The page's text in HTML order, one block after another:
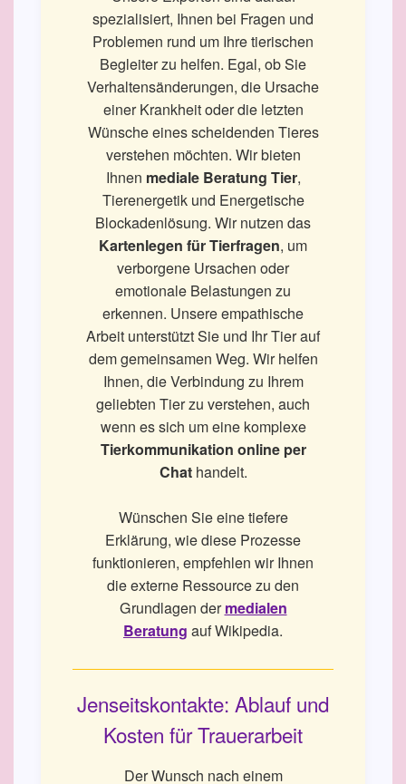
spezialisiert, Ihnen bei Fragen und
Problemen rund um Ihre tierischen
Begleiter zu helfen. Egal, ob Sie
Verhaltensänderungen, die Ursache
einer Krankheit oder die letzten
Wünsche eines scheidenden Tieres
verstehen möchten. Wir bieten
Ihnen mediale Beratung Tier,
Tierenergetik und Energetische
Blockadenlösung. Wir nutzen das
Kartenlegen für Tierfragen, um
verborgene Ursachen oder
emotionale Belastungen zu
erkennen. Unsere empathische
Arbeit unterstützt Sie und Ihr Tier auf
dem gemeinsamen Weg. Wir helfen
Ihnen, die Verbindung zu Ihrem
geliebten Tier zu verstehen, auch
wenn es sich um eine komplexe
Tierkommunikation online per
Chathandelt.
Wünschen Sie eine tiefere
Erklärung, wie diese Prozesse
funktionieren, empfehlen wir Ihnen
die externe Ressource zu den
Grundlagen dermedialen
Beratung auf Wikipedia.
Jenseitskontakte: Ablauf und
Kosten für Trauerarbeit
Der Wunsch nach einem